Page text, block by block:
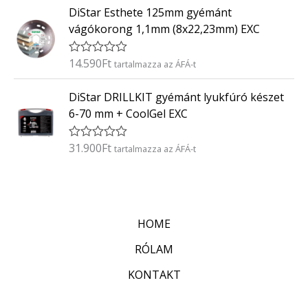
/
5
é
e
l
s
:
/
5
DiStar Esthete 125mm gyémánt
vágókorong 1,1mm (8x22,23mm) EXC
É
é
k
e
l
é
s
14.590Ft tartalmazza az ÁFÁ-t
DiStar DRILLKIT gyémánt lyukfúró készet
6-70 mm + CoolGel EXC
É
31.900Ft tartalmazza az ÁFÁ-t
HOME
RÓLAM
KONTAKT